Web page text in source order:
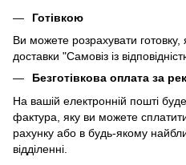
Готівкою
Ви можете розрахувати
доставки "Самовіз із
Безготівкова оплата за
На вашій електронній пошті
фактура, яку ви можете
рахунку або в будь-якому
відділенні.